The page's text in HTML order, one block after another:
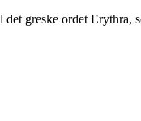
greske ordet Erythra,